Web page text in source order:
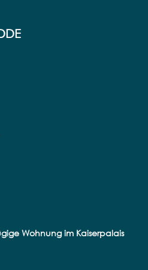
Wohnung im Kaiserpalais